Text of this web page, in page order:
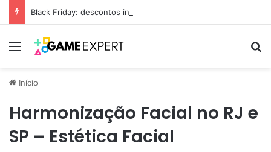
Black Friday: descontos incríveis em eletrônicos
Menu
Início
Harmonização Facial no RJ e
SP – Estética Facial